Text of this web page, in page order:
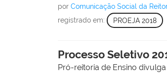
porComunicação Social da
registrado em: PROEJA 2018
Processo Seletivo
Pró-reitoria de Ensino